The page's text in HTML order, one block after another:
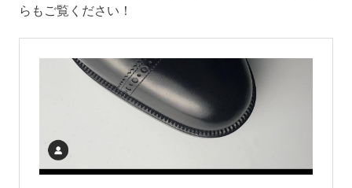
らもご覧ください！